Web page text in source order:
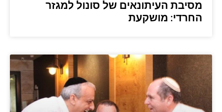
מסיבת העיתונאים של סונול למגזר
החרדי: מושקעת